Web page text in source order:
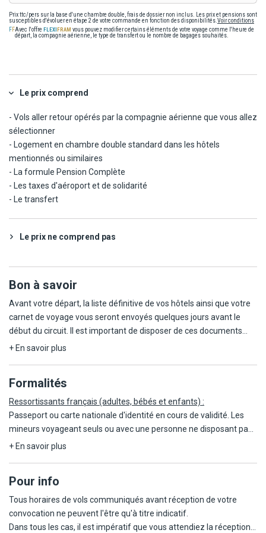
: aucun test n'est exigé avant le départ.
Néanmoins, nous vous conseillons de présenter un test PCR ou
antigénique avant votre départ pour vous permettre l'accès aux
négatif de moins de 48h est exigé pour les voyageurs à partir de
12 ans.
Prix ttc/pers sur la base d'une chambre double, frais de dossier non inclus. Les prix et pensions sont
susceptibles d'évoluer en étape 2 de votre commande en fonction des disponibilités. Voir conditions
Avec l'offre
vous pouvez modifier certains éléments de votre voyage comme l'heure de
départ, la compagnie aérienne, le type de transfert ou le nombre de bagages souhaités.
Le prix comprend
- Vols aller retour opérés par la compagnie aérienne que vous allez
sélectionner
- Logement en chambre double standard dans les hôtels
mentionnés ou similaires
- La formule Pension Complète
- Les taxes d'aéroport et de solidarité
- Le transfert
Le prix ne comprend pas
Bon à savoir
Avant votre départ, la liste définitive de vos hôtels ainsi que votre
carnet de voyage vous seront envoyés quelques jours avant le
début du circuit. Il est important de disposer de ces documents
dès votre arrivée pour assurer le bon déroulement de votre séjour.
jusqu'à 16 personnes.
L'ordre des étapes peut être modifié en fonction des contraintes
locales.
Ce circuit est accessible aux personnes âgées de 18 ans et plus.
La taxe de séjour, d'un montant de 2€ par personne et par nuit, est
à régler directement sur place à l'arrivée dans chaque hôtel, sous
réserve de modifications par les autorités locales.
+ En savoir plus
Formalités
Ressortissants français (adultes, bébés et enfants) :
Passeport ou carte nationale d'identité en cours de validité. Les
mineurs voyageant seuls ou avec une personne ne disposant pas
de l'autorité parentale doivent être munis d'une autorisation de
Les règles relatives au franchissement des frontières propres à
chaque pays étant amenées à évoluer, il est vivement conseillé de
se reporter à la rubrique "conseils aux voyageurs" du site France
Diplomatie (https://www.diplomatie.gouv.fr/).
+ En savoir plus
Pour info
Tous horaires de vols communiqués avant réception de votre
convocation ne peuvent l'être qu'à titre indicatif.
Dans tous les cas, il est impératif que vous attendiez la réception